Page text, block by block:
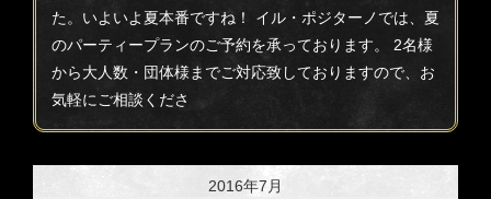
た。いよいよ夏本番ですね！ イル・ポジターノでは、夏
のパーティープランのご予約を承っております。 2名様
から大人数・団体様までご対応致しておりますので、お
気軽にご相談くださ
2016年7月